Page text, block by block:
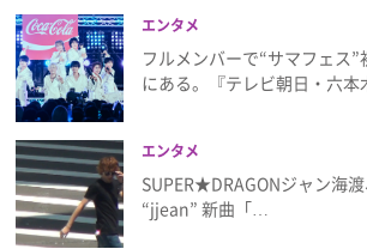
エンタメ
フルメンバーで“サマフェス
にある。『テレビ朝日・六
エンタメ
SUPER★DRAGONジャン海
“jjean” 新曲「…